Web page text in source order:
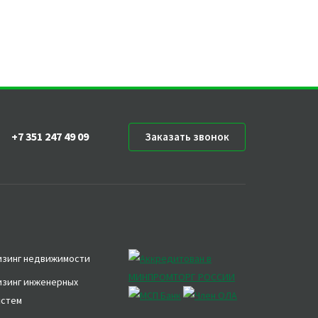
+7 351 247 49 09 Заказать звонок
недвижимости
инженерных